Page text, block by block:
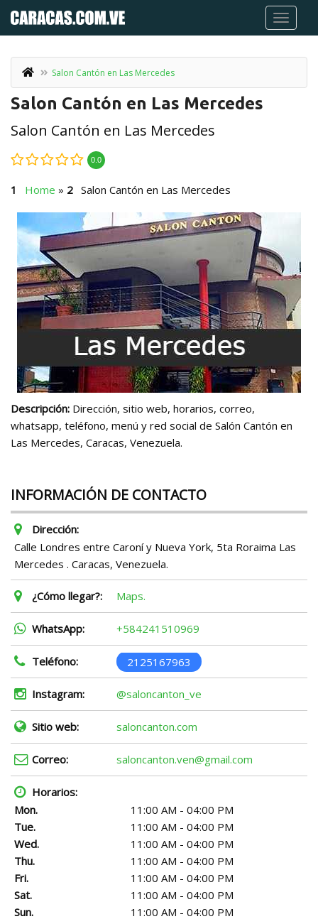
Salon Cantón en Las Mercedes
Salon Cantón en Las Mercedes
Salon Cantón en Las Mercedes
0.0
Home » Salon Cantón en Las Mercedes
Descripción: Dirección, sitio web, horarios, correo,
whatsapp, teléfono, menú y red social de Salón Cantón en
Las Mercedes, Caracas, Venezuela.
INFORMACIÓN DE CONTACTO
Dirección:
Calle Londres entre Caroní y Nueva York, 5ta Roraima Las
Mercedes . Caracas, Venezuela.
¿Cómo llegar?: Maps.
WhatsApp: +584241510969
Teléfono: 2125167963
Instagram: @saloncanton_ve
Sitio web: saloncanton.com
Correo: saloncanton.ven@gmail.com
Horarios:
Mon.
11:00 AM - 04:00 PM
Tue.
11:00 AM - 04:00 PM
Wed.
11:00 AM - 04:00 PM
Thu.
11:00 AM - 04:00 PM
Fri.
11:00 AM - 04:00 PM
Sat.
11:00 AM - 04:00 PM
Sun.
11:00 AM - 04:00 PM